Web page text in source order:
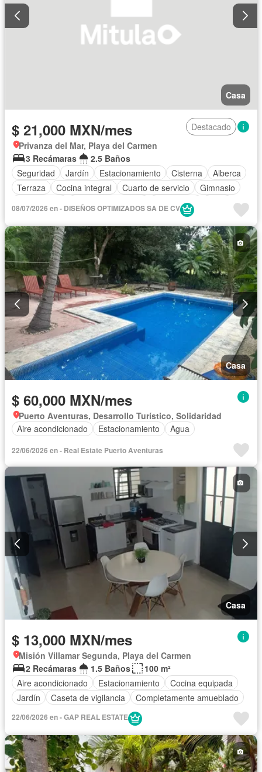
Casa
$ 21,000 MXN/mes
Destacado
Privanza del Mar, Playa del Carmen
3 Recámaras
2.5 Baños
Seguridad
Jardín Estacionamiento Cisterna
Alberca
Terraza
Cocina integral Cuarto de servicio
Gimnasio
Aire acondicionado Electricidad
Zonas verdes
Recámara con closet
Conserje
Caseta de vigilancia
Wifi
Sin amueblar
08/07/2026 en - DISEÑOS OPTIMIZADOS SA DE CV
Casa
$ 60,000 MXN/mes
Puerto Aventuras, Desarrollo Turístico, Solidaridad
Aire acondicionado
Estacionamiento Agua
22/06/2026 en - Real Estate Puerto Aventuras
Casa
$ 13,000 MXN/mes
Misión Villamar Segunda, Playa del Carmen
2 Recámaras
1.5 Baños
100 m²
Aire acondicionado
Estacionamiento
Cocina equipada
Jardín
Caseta de vigilancia Completamente amueblado
22/06/2026 en - GAP REAL ESTATE